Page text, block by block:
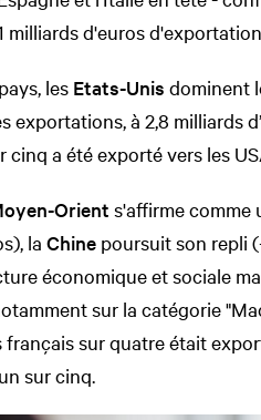
milliards d'euros
les Etats-Unis dominent
exportations, à 2,8 milliards
cinq a été exporté vers les
Orient s'affirme comme
la Chine poursuit son repli
économique et sociale
sur la catégorie
français sur quatre était
sur cinq.